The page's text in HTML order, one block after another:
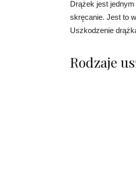
Drążek jest
skręcanie. Jest to
Uszkodzenie
Rodzaje